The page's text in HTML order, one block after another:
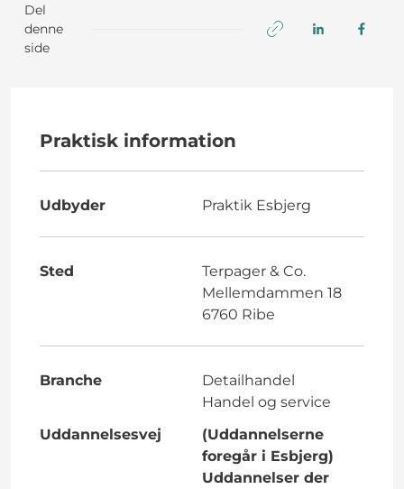
Del
denne
side
Praktisk information
Udbyder Praktik Esbjerg
Sted
Terpager & Co.
Mellemdammen 18
6760 Ribe
Branche
Detailhandel
Handel og service
Uddannelsesvej
(Uddannelserne
foregår i Esbjerg)
Uddannelser der